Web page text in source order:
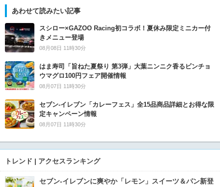
あわせて読みたい記事
スシロー×GAZOO Racing初コラボ！夏休み限定ミニカー付
きメニュー登場
08月08日 11時30分
はま寿司「旨ねた夏祭り 第3弾」大葉ニンニク香るビンチョ
ウマグロ100円フェア開催情報
08月07日 11時30分
セブン‐イレブン「カレーフェス」全15品商品詳細とお得な限
定キャンペーン情報
08月07日 11時30分
トレンド | アクセスランキング
セブン‐イレブンに爽やか「レモン」スイーツ＆パン新登